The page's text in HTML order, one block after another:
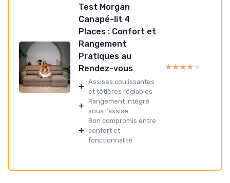
Test Morgan
Canapé-lit 4
Places : Confort et
Rangement
Pratiques au
Rendez-vous
+ Assises coulissantes
et têtières réglables
+ Rangement intégré
sous l'assise
+
Bon compromis entre
confort et
fonctionnalité
★★★★★
★★★★★